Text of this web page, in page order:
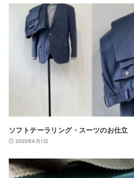
ソフトテーラリング・スーツのお仕立
2025年6月1日